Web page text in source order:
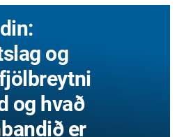
og
og hvað
er